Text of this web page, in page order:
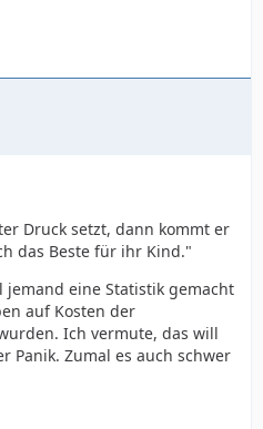
Druck setzt, dann kommt er
das Beste für ihr Kind."
eine Statistik gemacht
auf Kosten der
Ich vermute, das will
Panik. Zumal es auch schwer